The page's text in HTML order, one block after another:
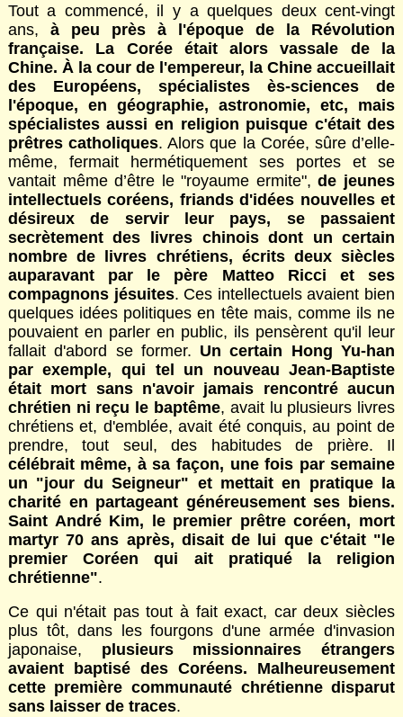
Tout a commencé, il y a quelques deux cent-vingt
ans, à peu près à l'époque de la Révolution
française. La Corée était alors vassale de la
Chine. À la cour de l'empereur, la Chine accueillait
des Européens, spécialistes ès-sciences de
l'époque, en géographie, astronomie, etc, mais
spécialistes aussi en religion puisque c'était des
prêtres catholiques. Alors que la Corée, sûre d’elle-
même, fermait hermétiquement ses portes et se
vantait même d’être le "royaume ermite",de jeunes
intellectuels coréens, friands d'idées nouvelles et
désireux de servir leur pays, se passaient
secrètement des livres chinois dont un certain
nombre de livres chrétiens, écrits deux siècles
auparavant par le père Matteo Ricci et ses
compagnons jésuites. Ces intellectuels avaient bien
quelques idées politiques en tête mais, comme ils ne
pouvaient en parler en public, ils pensèrent qu'il leur
fallait d'abord se former. Un certain Hong Yu-han
par exemple, qui tel un nouveau Jean-Baptiste
était mort sans n'avoir jamais rencontré aucun
chrétien ni reçu le baptême, avait lu plusieurs livres
chrétiens et, d'emblée, avait été conquis, au point de
prendre, tout seul, des habitudes de prière. Il
célébrait même, à sa façon, une fois par semaine
un "jour du Seigneur" et mettait en pratique la
charité en partageant généreusement ses biens.
Saint André Kim, le premier prêtre coréen, mort
martyr 70 ans après, disait de lui que c'était "le
premier Coréen qui ait pratiqué la religion
chrétienne".
Ce qui n'était pas tout à fait exact, car deux siècles
plus tôt, dans les fourgons d'une armée d'invasion
japonaise, plusieurs missionnaires étrangers
avaient baptisé des Coréens. Malheureusement
cette première communauté chrétienne disparut
sans laisser de traces.